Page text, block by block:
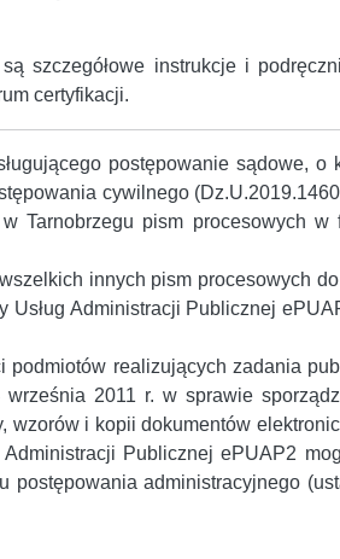
szczegółowe instrukcje i
certyfikacji.
postępowanie sądowe, o
cywilnego
Tarnobrzegu pism procesowych w
innych pism procesowych
Usług Administracji Publicznej
podmiotów realizujących zadania
2011 r. w sprawie
wzorów i kopii dokumentów
Publicznej ePUAP2
postępowania administracyjnego